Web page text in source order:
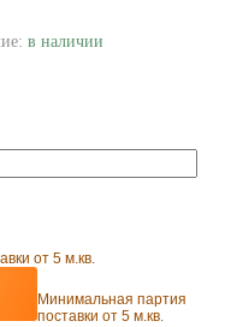
в наличии
от 5 м.кв.
Минимальная партия
поставки от 5 м.кв.